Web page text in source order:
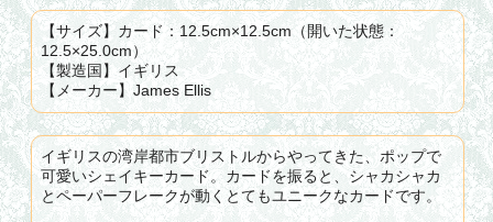
【サイズ】カード：12.5cm×12.5cm（開いた状態：
12.5×25.0cm）
【製造国】イギリス
【メーカー】James Ellis
イギリスの湾岸都市ブリストルからやってきた、ポップで
可愛いシェイキーカード。カードを振ると、シャカシャカ
とペーパーフレークが動くとてもユニークなカードです。